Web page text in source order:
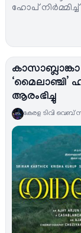
ഹോപ്
കാസാബ്ലാങ്കാ
‘മൈലാഞ്ചി’
ആരംഭിച്ചു
കേരള ടിവി വെബ്